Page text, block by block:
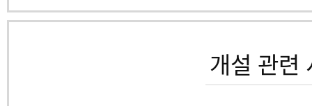
개설 관련